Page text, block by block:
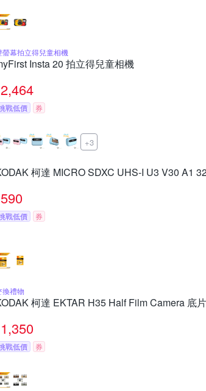
螢幕拍立得兒童相機
Insta 20 拍立得兒童相機
2,464
戰低價 券
+3
柯達 MICRO SDXC UHS-I U3 V30 A1
590
戰低價 券
換禮物
柯達 EKTAR H35 Half Film Camera 底
1,350
戰低價 券